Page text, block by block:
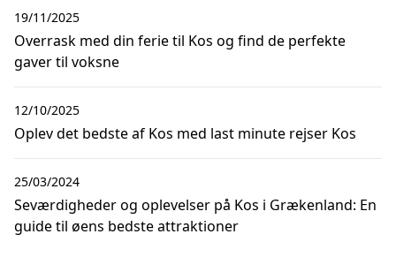
Overrask med din ferie til Kos og find de perfekte
gaver til voksne
19/11/2025
Oplev det bedste af Kos med last minute rejser Kos
12/10/2025
Seværdigheder og oplevelser på Kos i Grækenland: En
guide til øens bedste attraktioner
25/03/2024